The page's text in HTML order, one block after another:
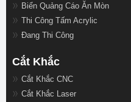
Biển Quảng Cáo Ăn Mòn
Thi Công Tấm Acrylic
Đang Thi Công
Cắt Khắc
Cắt Khắc CNC
Cắt Khắc Laser